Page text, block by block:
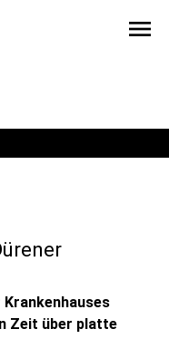
menu
Zeit über platte